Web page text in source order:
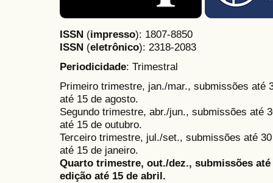
ISSN (impresso): 1807-8850
ISSN (eletrônico): 2318-2083
Periodicidade: Trimestral
Primeiro trimestre, jan./mar., submissões até
até 15 de agosto.
Segundo trimestre, abr./jun., submissões até
até 15 de outubro.
Terceiro trimestre, jul./set., submissões até
até 15 de janeiro.
Quarto trimestre, out./dez., submissões
edição até 15 de abril.